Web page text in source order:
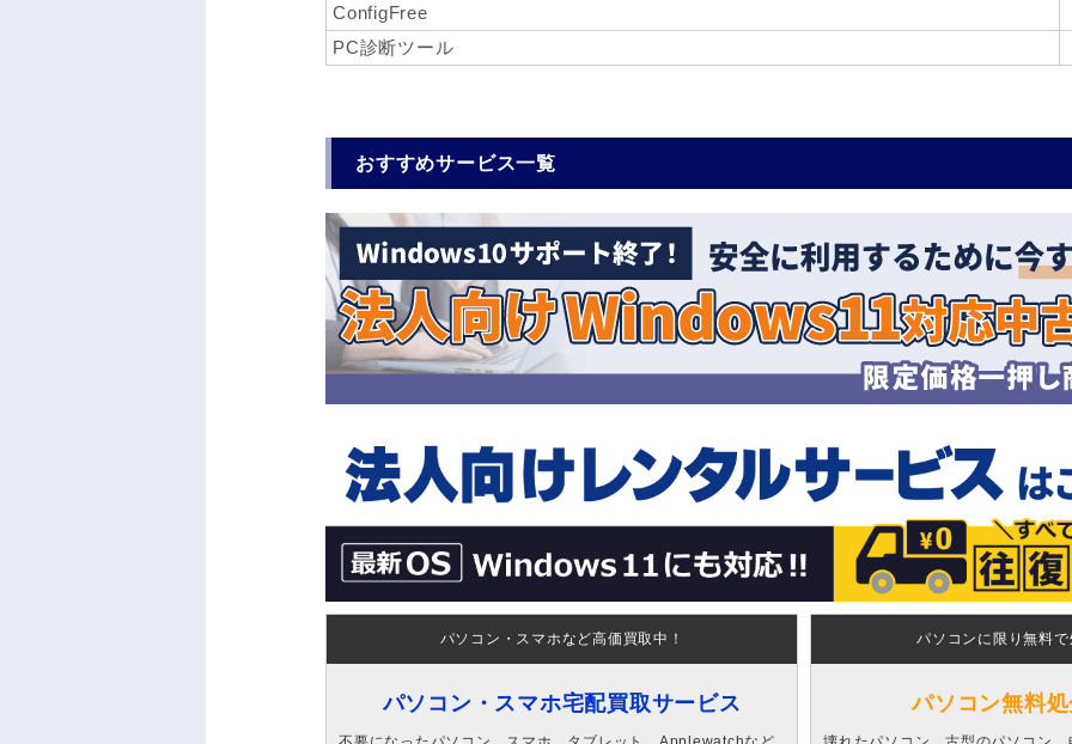
ConfigFree
PC診断ツール
おすすめサービス一覧
パソコン・スマホなど高価買取中！
パソコン・スマホ宅配買取サービス
パソコンに限り無料
パソコン無料